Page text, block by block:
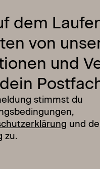
dem
von
und
stimmst du
und
zu.